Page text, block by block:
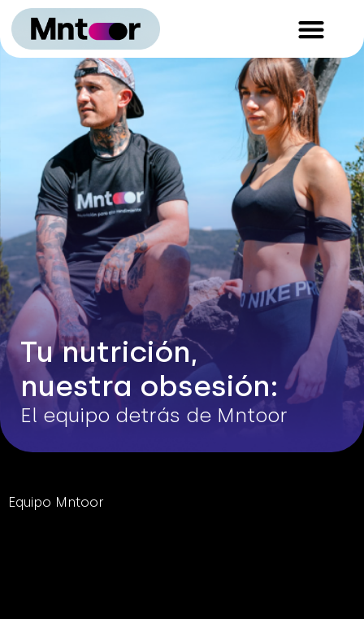
Tu nutrición,
nuestra obsesión:
El equipo detrás de Mntoor
Equipo Mntoor